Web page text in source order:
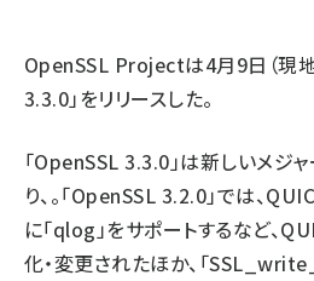
OpenSSL Projectは4月9日（現
3.3.0」をリリースした。
「OpenSSL 3.3.0」は新しいメジ
り、。「OpenSSL 3.2.0」では、
に「qlog」をサポートするなど、
化・変更されたほか、「